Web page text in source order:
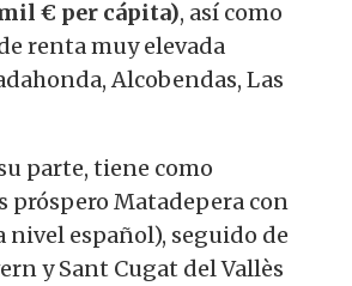
€ per cápita), así como
renta muy elevada
Alcobendas, Las
parte, tiene como
próspero Matadepera con
nivel español), seguido de
y Sant Cugat del Vallès